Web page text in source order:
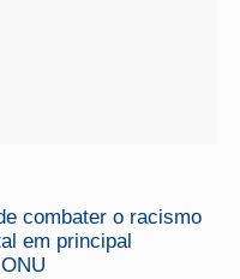
combater o racismo
em principal